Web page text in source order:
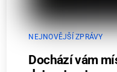
NEJNOVĚJŠÍ ZPRÁVY
Dochází vám